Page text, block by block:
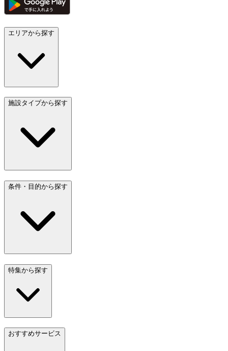
エリアから探す
施設タイプから探す
条件・目的から探す
特集から探す
おすすめサービス